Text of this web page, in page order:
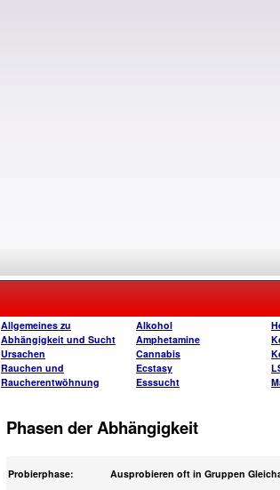
Allgemeines zu
Abhängigkeit und Sucht
Ursachen
Rauchen und
Raucherentwöhnung
Alkohol
Amphetamine
Cannabis
Ecstasy
Esssucht
Phasen der Abhängigkeit
Probierphase:
Ausprobieren oft in Gruppen